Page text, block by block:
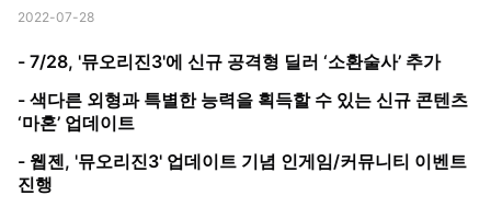
2022-07-28
- 7/28, '뮤오리진3'에 신규 공격형 딜러 ‘소환술사’ 추가
- 색다른 외형과 특별한 능력을 획득할 수 있는 신규 콘텐츠
‘마혼’ 업데이트
- 웹젠, '뮤오리진3' 업데이트 기념 인게임/커뮤니티 이벤트
진행